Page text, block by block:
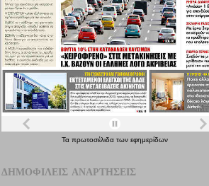
Τα πρωτοσέλιδα των εφημερίδων
ΔΗΜΟΦΙΛΕΊΣ ΑΝΑΡΤΉΣΕΙΣ